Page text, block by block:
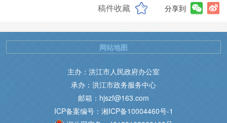
稿件收藏 分享到
主办：洪江市人民政府办公室
承办：洪江市政务服务中心
邮箱：hjszf@163.com
ICP备案编号：湘ICP备10004460号-1
网站地图